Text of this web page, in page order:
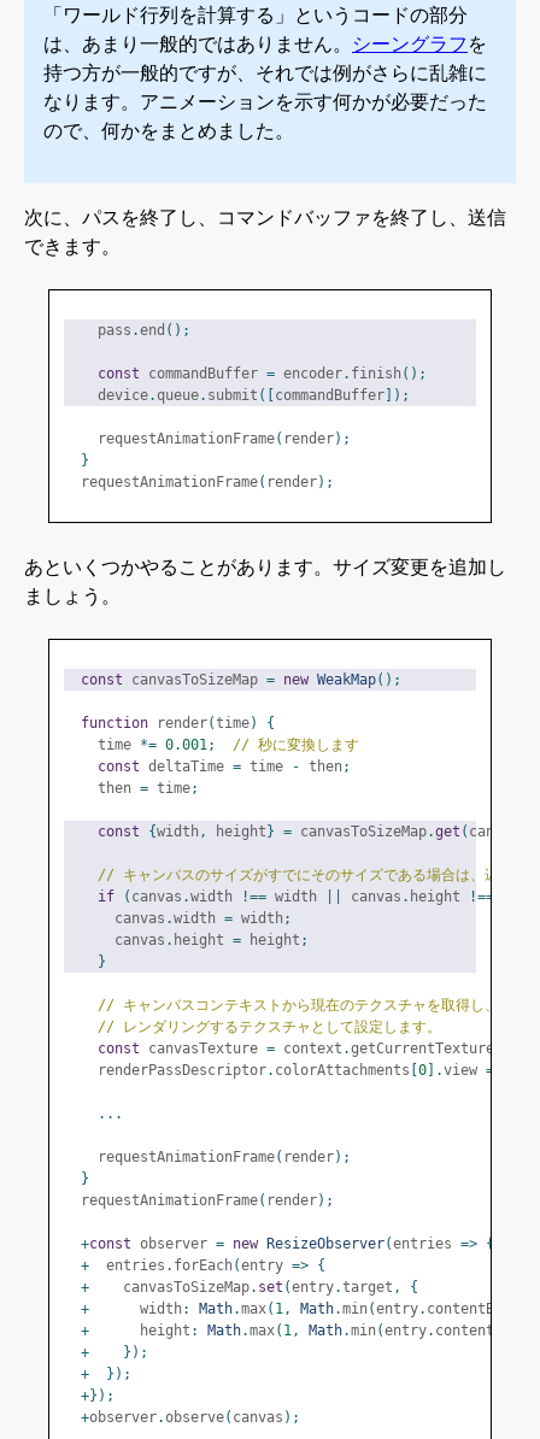
「ワールド行列を計算する」というコードの部分
は、あまり一般的ではありません。 シーングラフを
持つ方が一般的ですが、それでは例がさらに乱雑に
なります。アニメーションを示す何かが必要だった
ので、何かをまとめました。
次に、パスを終了し、コマンドバッファを終了し、送信
できます。
    pass
.end ();
const commandBuffer = encoder. finish ();
    device
.queue. submit ([ commandBuffer ]);
    requestAnimationFrame
( render);
}
  requestAnimationFrame
( render);
あといくつかやることがあります。サイズ変更を追加し
ましょう。
const canvasToSizeMap = new WeakMap();
function render(time)
{
    time
*= 0.001;
// 秒に変換します
const deltaTime = time - then;
    then
= time;
const {width , height } = canvasToSizeMap.get ( canvas
// キャンバスのサイズがすでにそのサイズである場合は、遅くな
if
( canvas .width !== width canvas . height !==
      canvas
.width = width ;
      canvas
. height = height ;
}
// キャンバスコンテキストから現在のテクスチャを取得し、
// レンダリングするテクスチャとして設定します。
const canvasTexture = context .getCurrentTexture
    renderPassDescriptor
. colorAttachments 0 ].view =
...
    requestAnimationFrame
( render);
}
  requestAnimationFrame
( render);
+const observer = new ResizeObserver(entries => {
+
  entries
. forEach(entry => {
+
    canvasToSizeMap
. set (entry.target ,
{
+
      width
: Math.max( 1, Math.min(entry.
+
      height
: Math.max( 1, Math.min(entry.
+
});
+
});
+});
+observer.observe( canvas );